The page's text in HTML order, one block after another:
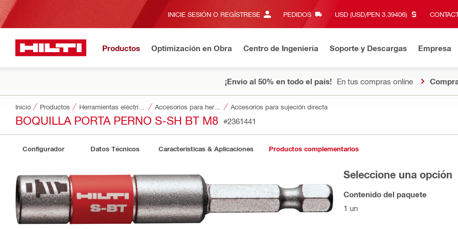
INICIE SESIÓN O REGÍSTRESE PEDIDOS USD (USD/PEN 3.39406)‎
Productos Optimización en Obra Centro de Ingeniería Soporte y Descargas Empresa
¡Envío al 50% en todo el país! En tus compras online
Inicio Productos Accesorios para herramientas Accesorios para sujeción directa
BOQUILLA PORTA PERNO S-SH BT M8 #2361441
Configurador Datos Técnicos Características & Aplicaciones Productos complementarios
Seleccione una opción
Contenido del paquete
1 un